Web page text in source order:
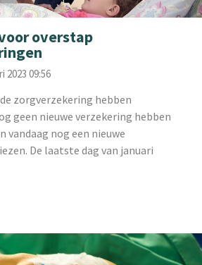
overstap
2023 09:56
zorgverzekering hebben
geen nieuwe verzekering hebben
vandaag nog een nieuwe
De laatste dag van januari